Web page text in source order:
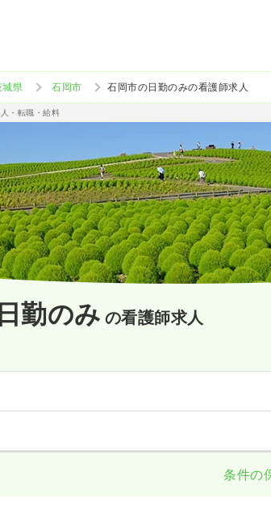
城県 石岡市 石岡市の日勤のみの看護師求人
・転職・給料
勤のみ の看護師求人
条件の